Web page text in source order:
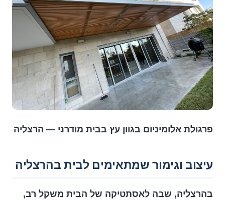
פרגולת אלומיניום בגוון עץ בבית מודרני — הרצליה
עיצוב וגימור שמתאימים לבית בהרצליה
בהרצליה, שבה לאסתטיקה של הבית משקל רב,